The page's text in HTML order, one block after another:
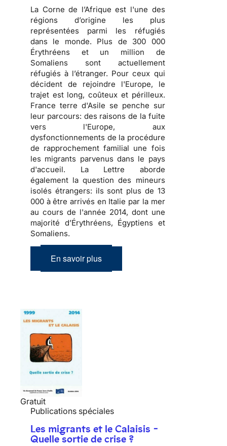
La Corne de l’Afrique est l'une des
régions d’origine les plus
représentées parmi les réfugiés
dans le monde. Plus de 300 000
Érythréens et un million de
Somaliens sont actuellement
réfugiés à l’étranger. Pour ceux qui
décident de rejoindre l'Europe, le
trajet est long, coûteux et périlleux.
France terre d'Asile se penche sur
leur parcours: des raisons de la fuite
vers l'Europe, aux
dysfonctionnements de la procédure
de rapprochement familial une fois
les migrants parvenus dans le pays
d'accueil. La Lettre aborde
également la question des mineurs
isolés étrangers: ils sont plus de 13
000 à être arrivés en Italie par la mer
au cours de l'année 2014, dont une
majorité d’Érythréens, Égyptiens et
Somaliens.
En savoir plus
Gratuit
Publications spéciales
Les migrants et le Calaisis -
Quelle sortie de crise ?